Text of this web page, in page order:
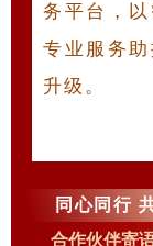
务平台，
专业服务
升级。
同心同行
合作伙伴寄